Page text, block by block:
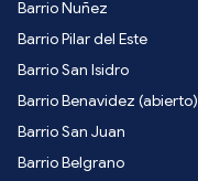
Barrio Nuñez
Barrio Pilar del Este
Barrio San Isidro
Barrio Benavidez (abierto)
Barrio San Juan
Barrio Belgrano